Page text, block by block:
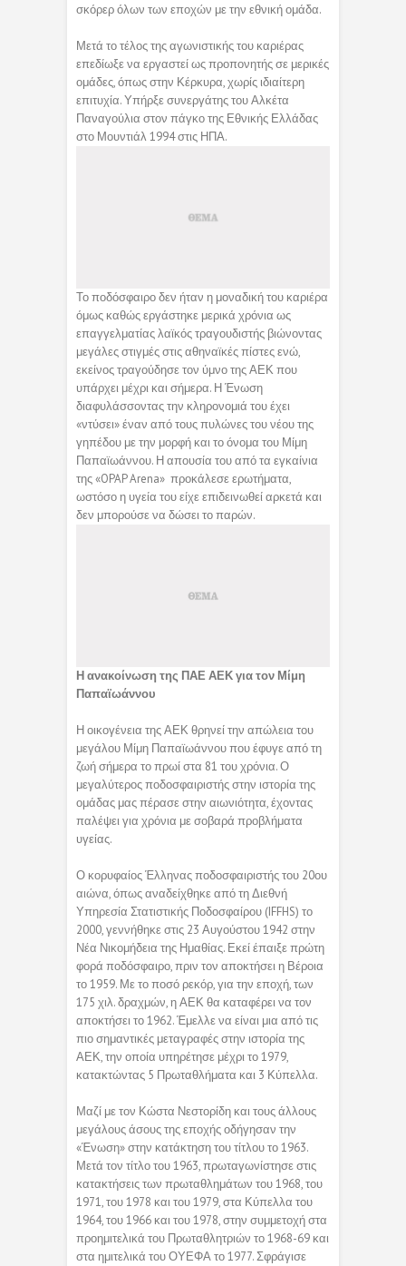
σκόρερ όλων των εποχών με την εθνική ομάδα.
Μετά το τέλος της αγωνιστικής του καριέρας
επεδίωξε να εργαστεί ως προπονητής σε μερικές
ομάδες, όπως στην Κέρκυρα, χωρίς ιδιαίτερη
επιτυχία. Υπήρξε συνεργάτης του Αλκέτα
Παναγούλια στον πάγκο της Εθνικής Ελλάδας
στο Μουντιάλ 1994 στις ΗΠΑ.
Το ποδόσφαιρο δεν ήταν η μοναδική του καριέρα
όμως καθώς εργάστηκε μερικά χρόνια ως
επαγγελματίας λαϊκός τραγουδιστής βιώνοντας
μεγάλες στιγμές στις αθηναϊκές πίστες ενώ,
εκείνος τραγούδησε τον ύμνο της ΑΕΚ που
υπάρχει μέχρι και σήμερα. Η Ένωση
διαφυλάσσοντας την κληρονομιά του έχει
«ντύσει» έναν από τους πυλώνες του νέου της
γηπέδου με την μορφή και το όνομα του Μίμη
Παπαϊωάννου. Η απουσία του από τα εγκαίνια
της «OPAP Arena» προκάλεσε ερωτήματα,
ωστόσο η υγεία του είχε επιδεινωθεί αρκετά και
δεν μπορούσε να δώσει το παρών.
Η ανακοίνωση της ΠΑΕ ΑΕΚ για τον Μίμη
Παπαϊωάννου
Η οικογένεια της ΑΕΚ θρηνεί την απώλεια του
μεγάλου Μίμη Παπαϊωάννου που έφυγε από τη
ζωή σήμερα το πρωί στα 81 του χρόνια. Ο
μεγαλύτερος ποδοσφαιριστής στην ιστορία της
ομάδας μας πέρασε στην αιωνιότητα, έχοντας
παλέψει για χρόνια με σοβαρά προβλήματα
υγείας.
Ο κορυφαίος Έλληνας ποδοσφαιριστής του 20ου
αιώνα, όπως αναδείχθηκε από τη Διεθνή
Υπηρεσία Στατιστικής Ποδοσφαίρου (IFFHS) το
2000, γεννήθηκε στις 23 Αυγούστου 1942 στην
Νέα Νικομήδεια της Ημαθίας. Εκεί έπαιξε πρώτη
φορά ποδόσφαιρο, πριν τον αποκτήσει η Βέροια
το 1959. Με το ποσό ρεκόρ, για την εποχή, των
175 χιλ. δραχμών, η ΑΕΚ θα καταφέρει να τον
αποκτήσει το 1962. Έμελλε να είναι μια από τις
πιο σημαντικές μεταγραφές στην ιστορία της
ΑΕΚ, την οποία υπηρέτησε μέχρι το 1979,
κατακτώντας 5 Πρωταθλήματα και 3 Κύπελλα.
Μαζί με τον Κώστα Νεστορίδη και τους άλλους
μεγάλους άσους της εποχής οδήγησαν την
«Ένωση» στην κατάκτηση του τίτλου το 1963.
Μετά τον τίτλο του 1963, πρωταγωνίστησε στις
κατακτήσεις των πρωταθλημάτων του 1968, του
1971, του 1978 και του 1979, στα Κύπελλα του
1964, του 1966 και του 1978, στην συμμετοχή στα
προημιτελικά του Πρωταθλητριών το 1968-69 και
στα ημιτελικά του ΟΥΕΦΑ το 1977. Σφράγισε